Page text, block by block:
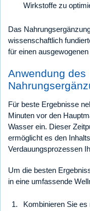
Wirkstoffe zu
Das
wissenschaftlich
für einen
Anwendung des
Für beste Ergebnisse
Minuten vor den
Wasser ein. Dieser
ermöglicht es den
Verdauungsprozessen
Um die besten
in eine umfassende
Kombinieren Sie